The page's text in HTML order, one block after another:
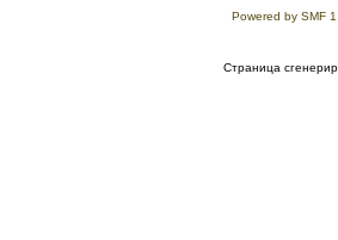
Powered by SMF
Страница